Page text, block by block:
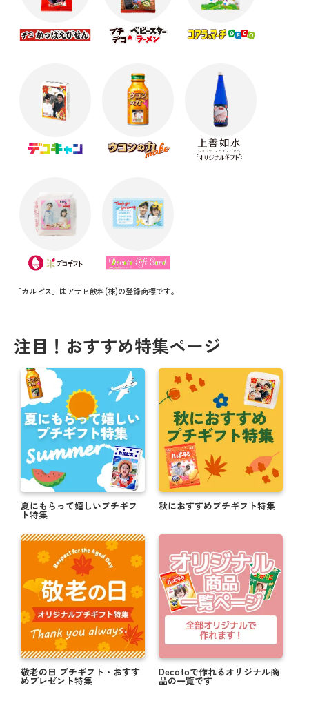
「カルピス」はアサヒ飲料(株)の登録商標です。
注目！おすすめ特集ページ
夏にもらって嬉しいプチギフ
ト特集
秋におすすめプチギフト特集
敬老の日 プチギフト・おすす
めプレゼント特集
Decotoで作れるオリジナル商
品の一覧です